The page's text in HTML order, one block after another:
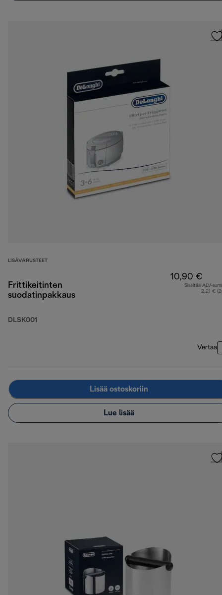
LISÄVARUSTEET
Frittikeitinten
suodatinpakkaus
DLSK001
10,90 €
Sisältää ALV-
2,21 €
Vertaa
Lisää ostoskoriin
Lue lisää